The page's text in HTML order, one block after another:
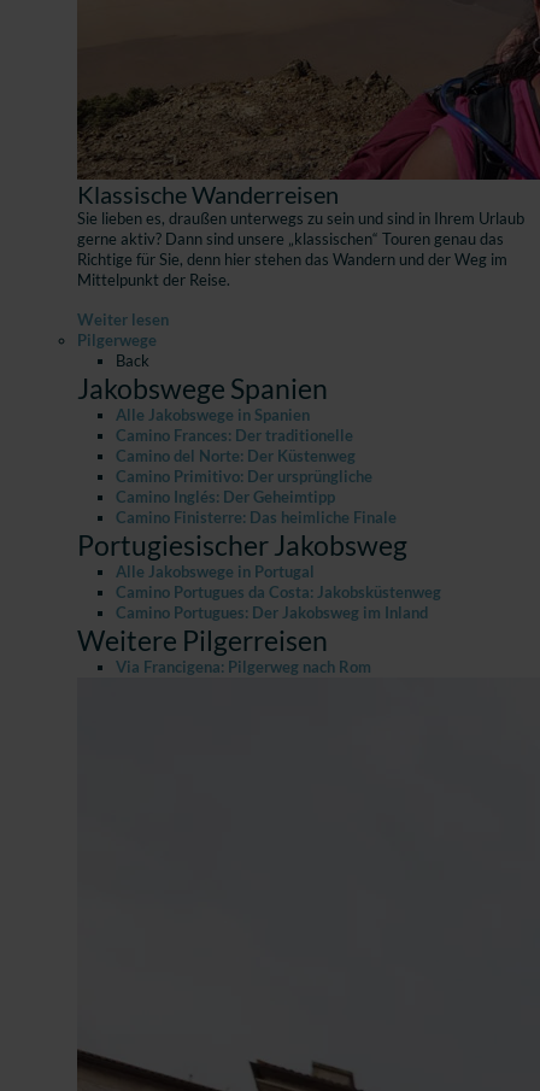
Klassische Wanderreisen
Sie lieben es, draußen unterwegs zu sein und sind in Ihrem Urlaub
gerne aktiv? Dann sind unsere „klassischen“ Touren genau das
Richtige für Sie, denn hier stehen das Wandern und der Weg im
Mittelpunkt der Reise.
Weiter lesen
Pilgerwege
Back
Jakobswege Spanien
Alle Jakobswege in Spanien
Camino Frances: Der traditionelle
Camino del Norte: Der Küstenweg
Camino Primitivo: Der ursprüngliche
Camino Inglés: Der Geheimtipp
Camino Finisterre: Das heimliche Finale
Portugiesischer Jakobsweg
Alle Jakobswege in Portugal
Camino Portugues da Costa: Jakobsküstenweg
Camino Portugues: Der Jakobsweg im Inland
Weitere Pilgerreisen
Via Francigena: Pilgerweg nach Rom